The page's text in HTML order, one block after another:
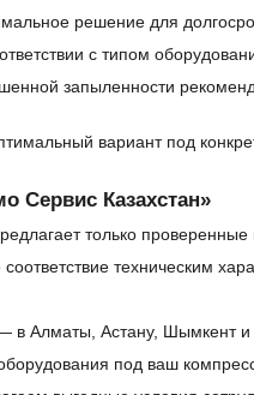
решение для
с типом
запыленности
вариант под
Сервис Казахстан»
только
техническим
в Алматы, Астану, Шымкент и
под ваш